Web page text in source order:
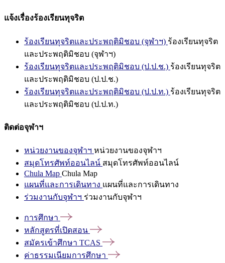
แจ้งเรื่องร้องเรียนทุจริต
ร้องเรียนทุจริตและประพฤติมิชอบ (จุฬาฯ) ร้องเรียนทุจริต
และประพฤติมิชอบ (จุฬาฯ)
ร้องเรียนทุจริตและประพฤติมิชอบ (ป.ป.ช.) ร้องเรียนทุจริต
และประพฤติมิชอบ (ป.ป.ช.)
ร้องเรียนทุจริตและประพฤติมิชอบ (ป.ป.ท.) ร้องเรียนทุจริต
และประพฤติมิชอบ (ป.ป.ท.)
ติดต่อจุฬาฯ
หน่วยงานของจุฬาฯ หน่วยงานของจุฬาฯ
สมุดโทรศัพท์ออนไลน์ สมุดโทรศัพท์ออนไลน์
Chula Map Chula Map
แผนที่และการเดินทาง แผนที่และการเดินทาง
ร่วมงานกับจุฬาฯ ร่วมงานกับจุฬาฯ
การศึกษา
หลักสูตรที่เปิดสอน
สมัครเข้าศึกษา TCAS
ค่าธรรมเนียมการศึกษา